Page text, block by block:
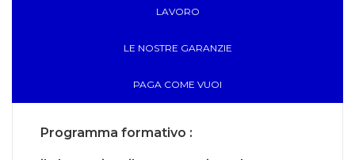
LAVORO
LE NOSTRE GARANZIE
PAGA COME VUOI
Programma formativo :